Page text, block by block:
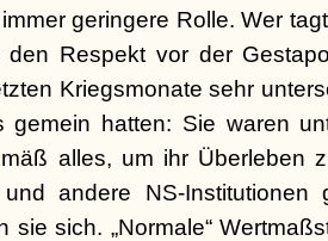
geringere Rolle. Wer
den Respekt vor der
Kriegsmonate sehr
gemein hatten: Sie waren
alles, um ihr Überleben
andere NS-Institutionen
sie sich. „Normale“